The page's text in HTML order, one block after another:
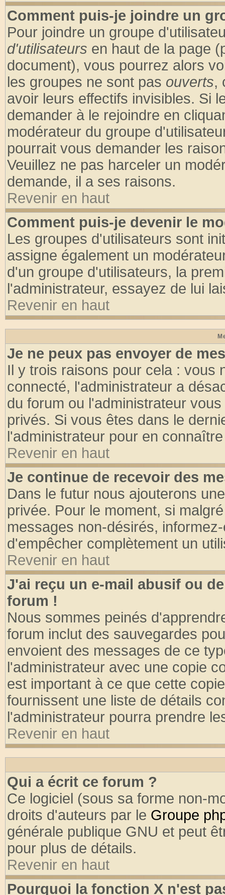
Comment puis-je joindre un
Pour joindre un groupe
d'utilisateurs en haut de la page
document), vous pourrez alors
les groupes ne sont pas ouverts,
avoir leurs effectifs invisibles. Si
demander à le rejoindre en
modérateur du groupe
pourrait vous demander les
Veuillez ne pas harceler un
demande, il a ses raisons.
Revenir en haut
Comment puis-je devenir le
Les groupes d'utilisateurs sont
assigne également un
d'un groupe d'utilisateurs, la
l'administrateur, essayez de lui
Revenir en haut
Je ne peux pas envoyer de
Il y trois raisons pour cela : vous
connecté, l'administrateur a
du forum ou l'administrateur
privés. Si vous êtes dans le
l'administrateur pour en
Revenir en haut
Je continue de recevoir des
Dans le futur nous ajouterons
privée. Pour le moment, si
messages non-désirés,
d'empêcher complètement un
Revenir en haut
J'ai reçu un e-mail abusif ou
forum !
Nous sommes peinés
forum inclut des sauvegardes
envoient des messages de ce
l'administrateur avec une copie
est important à ce que cette
fournissent une liste de détails
l'administrateur pourra prendre
Revenir en haut
Qui a écrit ce forum ?
Ce logiciel (sous sa forme non-
droits d'auteurs par le Groupe
générale publique GNU et peut
pour plus de détails.
Revenir en haut
Pourquoi la fonction X n'est